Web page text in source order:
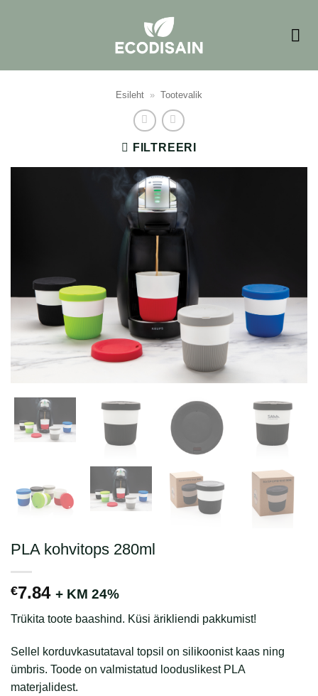
Esileht » Tootevalik
FILTREERI
PLA kohvitops 280ml
€7.84 + KM 24%
Trükita toote baashind. Küsi ärikliendi pakkumist!
Sellel korduvkasutataval topsil on silikoonist kaas ning
ümbris. Toode on valmistatud looduslikest PLA
materjalidest.